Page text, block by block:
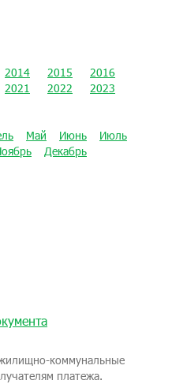
2014 2015
2016
2021 2022
2023
Май Июнь
Июль
Декабрь
коммунальные
платежа.